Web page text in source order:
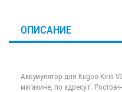
ОПИСАНИЕ
Аккумулятор для Kugoo Kirin
магазине, по адресу г.